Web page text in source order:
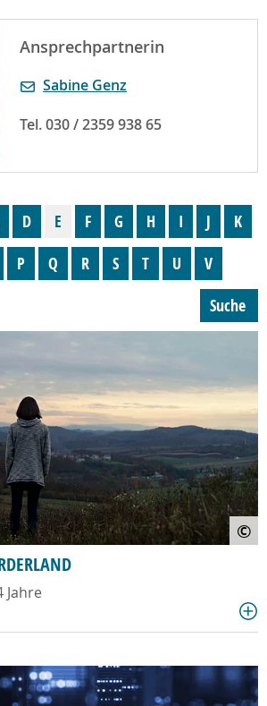
Ansprechpartnerin
Sabine Genz
Tel. 030 / 2359 938 65
D E F G H I J
K
P Q R S T U
V
Suche
©
Jahre